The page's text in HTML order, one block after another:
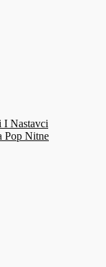
I Nastavci
Pop Nitne